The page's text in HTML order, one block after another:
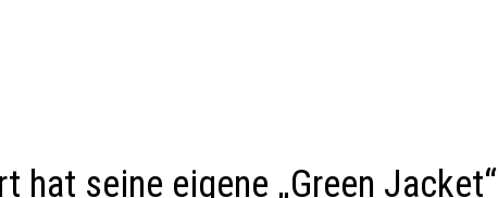
hat seine eigene „Green Jacket“